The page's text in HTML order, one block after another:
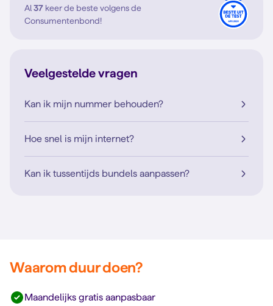
Al37 keer de beste volgens de
Consumentenbond!
Veelgestelde vragen
Kan ik mijn nummer behouden?
Hoe snel is mijn internet?
Kan ik tussentijds bundels aanpassen?
Waarom duur doen?
Maandelijks gratis aanpasbaar